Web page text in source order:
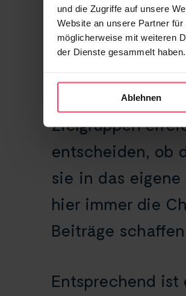
und die Zugriffe auf unsere
Website an unsere Partner
möglicherweise mit weiteren
der Dienste gesammelt haben.
Ablehnen
Zumeist wird ein
informiert.
über den Inhalt
Zielgruppen
entscheiden, ob
sie in das
hier immer die
Beiträge
Entsprechend ist